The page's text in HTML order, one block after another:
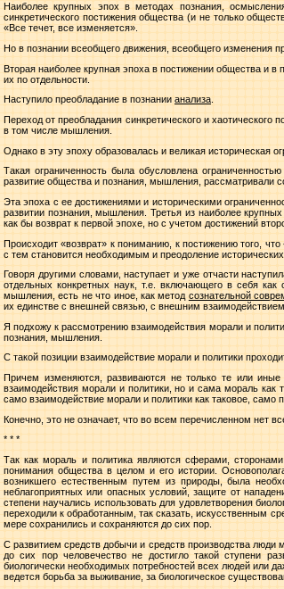
Наиболее крупных эпох в методах познания,
синкретического постижения общества (и не только
«Все течет, все изменяется».
Но в познании всеобщего движения, всеобщего изменения
Вторая наиболее крупная эпоха в постижении общества и
их по отдельности.
Наступило преобладание в познании анализа
Переход от преобладания синкретического и хаотического
в том числе мышления.
Однако в эту эпоху образовалась и великая историческая
Такая ограниченность была обусловлена
развитие общества и познания, мышления, рассматривали
Эта эпоха с ее достижениями и историческими
развитии познания, мышления.Третья из наиболее
как бы возврат к первой эпохе, но с учетом достижений
Происходит «возврат» к пониманию, к постижению того,
с тем становится необходимым и преодоление
Говоря другими словами, наступает и уже отчасти
отдельных конкретных наук, т.е. включающего в себя как
мышления, есть не что иное, как метод сознательной
их единстве с внешней связью, с внешним взаимодействием.
Я подхожу к рассмотрению взаимодействия морали и
познания, мышления.
С такой позиции взаимодействие морали и политики
Причем изменяются, развиваются не только те или
взаимодействия морали и политики, но и сама мораль как
само взаимодействие морали и политики как таковое, само
Конечно, это не означает, что во всем перечисленном нет
* * *
Так как мораль и политика являются сферами,
понимания общества в целом и его истории.
возникшего естественным путем из природы, была
неблагоприятных или опасных условий, защите от
степени научались использовать для удовлетворения
переходили к обработанным, так сказать, искусственным
мере сохранились и сохраняются до сих пор.
С развитием средств добычи и средств производства люди
до сих пор человечество не достигло такой ступени
биологически необходимых потребностей всех людей или
ведется борьба за выживание, за биологическое